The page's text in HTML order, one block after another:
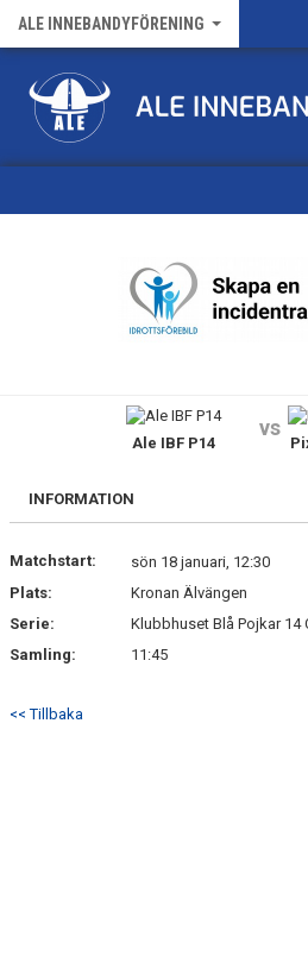
ALE INNEBANDYFÖRENING
FÖRENINGENS MATCHER
MEDLEMSKAP
Ale IBF P14
vs
INFORMATION
Matchstart:
sön 18 januari, 12:30
Plats:
Kronan Älvängen
Serie:
Klubbhuset Blå Pojkar 14
Samling:
11:45
<< Tillbaka